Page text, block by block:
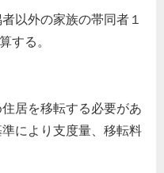
以外の家族の帯同者１
する。
居を移転する必要があ
により支度量、移転料